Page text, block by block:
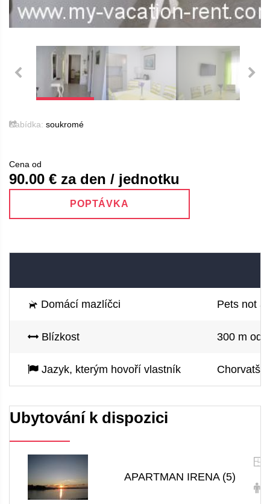
Nabídka: soukromé
Cena od
90.00 € za den / jednotku
POPTÁVKA
Domácí mazlíčci Pets not
Blízkost 300 m od
Jazyk, kterým hovoří vlastník
Ubytování k dispozici
APARTMAN IRENA (5)
5